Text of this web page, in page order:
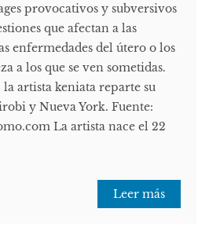
provocativos y subversivos
que afectan a las
enfermedades del útero o los
a los que se ven sometidas.
artista keniata reparte su
y Nueva York. Fuente:
La artista nace el 22
Leer más